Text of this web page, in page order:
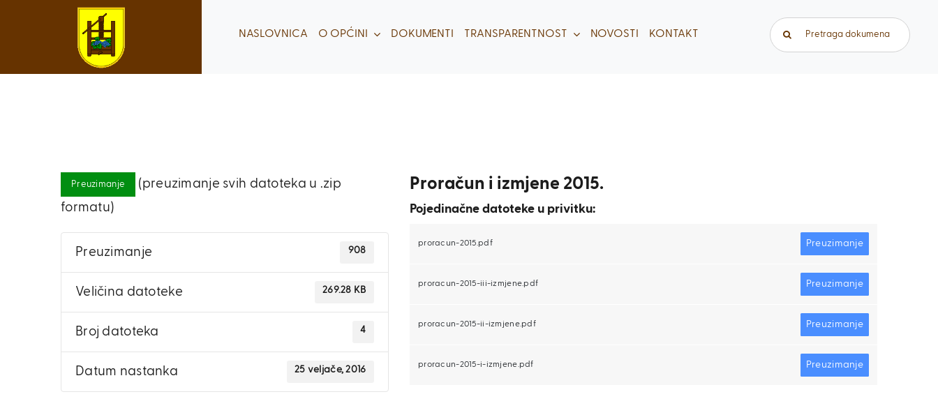
NASLOVNICA O OPĆINI DOKUMENTI TRANSPARENTNOST NOVOSTI KONTAKT Traži...
Preuzimanje
(preuzimanje svih datoteka u .zip
formatu)
Preuzimanje 908
Veličina datoteke 269.28 KB
Broj datoteka 4
Datum nastanka 25 veljače, 2016
Proračun i izmjene 2015.
Pojedinačne datoteke u privitku:
proracun-2015.pdf Preuzimanje
proracun-2015-iii-izmjene.pdf Preuzimanje
proracun-2015-ii-izmjene.pdf Preuzimanje
proracun-2015-i-izmjene.pdf Preuzimanje